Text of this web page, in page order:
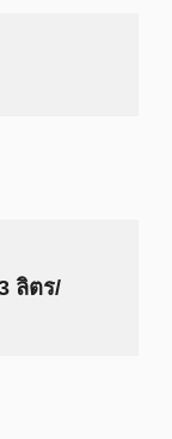
ลิตร/